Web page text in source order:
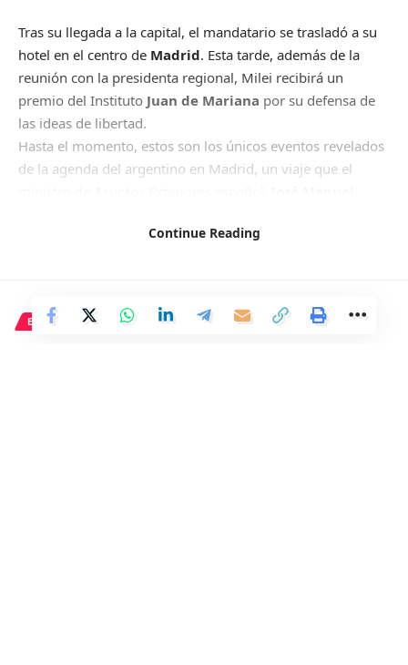
Tras su llegada a la capital, el mandatario se trasladó a su
hotel en el centro de Madrid. Esta tarde, además de la
reunión con la presidenta regional, Milei recibirá un
premio del Instituto Juan de Mariana por su defensa de
las ideas de libertad.
Hasta el momento, estos son los únicos eventos revelados
de la agenda del argentino en Madrid, un viaje que el
Continue Reading
ECONOMÍA